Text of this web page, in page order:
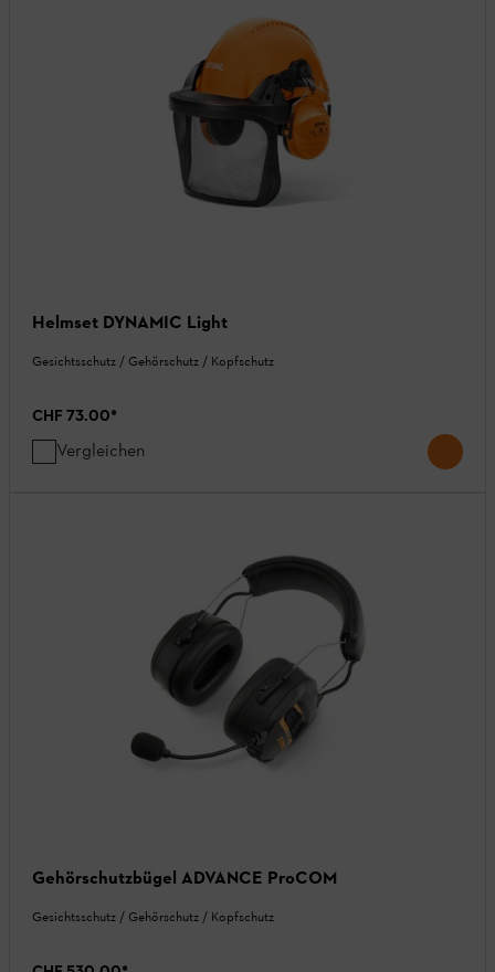
Helmset DYNAMIC Light
Gesichtsschutz / Gehörschutz / Kopfschutz
CHF 73.00*
Vergleichen
Gehörschutzbügel ADVANCE ProCOM
Gesichtsschutz / Gehörschutz / Kopfschutz